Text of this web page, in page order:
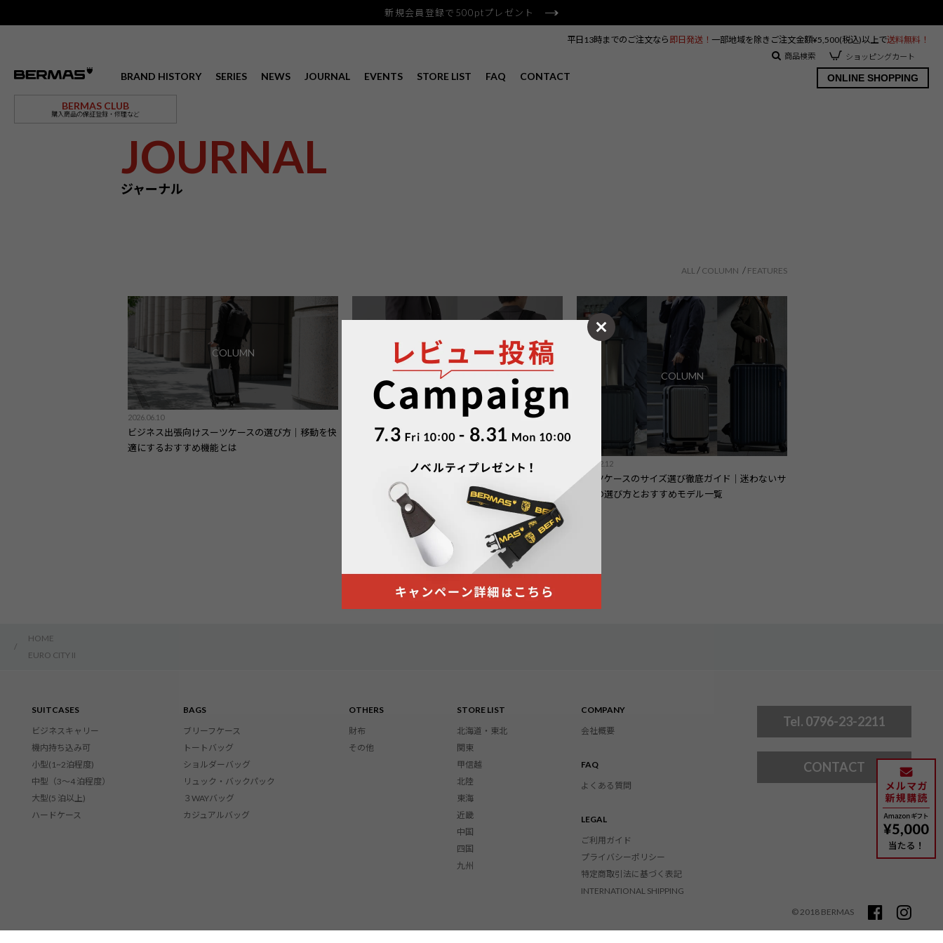
新規会員登録で500ptプレゼント
BRAND HISTORY SERIES NEWS JOURNAL EVENTS STORE LIST FAQ CONTACT
BERMAS CLUB
購入商品の保証登録・修理など
ONLINE SHOPPING
平日13時までのご注文なら 即日発送！ 一部地域を除きご注文金額¥5,500(税込)以上で送料無料！
商品検索 ショッピングカート
JOURNAL
ジャーナル
ALL COLUMN FEATURES
COLUMN
2026.06.10
ビジネス出張向けスーツケースの選び方｜移動を快
適にするおすすめ機能とは
COLUMN
背負える2WAY・3WAYビジネスバッグという選択
｜移動の多い毎日に、無理のないバッグ選びを
COLUMN
2025.12.12
スーツケースのサイズ選び徹底ガイド｜迷わないサ
イズの選び方とおすすめモデル一覧
HOME
/
EURO CITY II
SUITCASES
ビジネスキャリー
機内持ち込み可
小型(1~2泊程度)
中型（3〜4 泊程度）
大型(5 泊以上)
ハードケース
BAGS
ブリーフケース
トートバッグ
ショルダーバッグ
リュック・バックパック
３WAYバッグ
カジュアルバッグ
OTHERS
財布
その他
STORE LIST
北海道・東北
関東
甲信越
北陸
東海
近畿
中国
四国
九州
COMPANY
会社概要
FAQ
よくある質問
LEGAL
ご利用ガイド
プライバシーポリシー
特定商取引法に基づく表記
INTERNATIONAL SHIPPING
Tel. 0796-23-2211
CONTACT
© 2018 BERMAS